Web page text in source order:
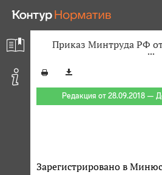
Приказ Минтруда РФ
Редакция от 28.09.2018 —
Зарегистрировано в